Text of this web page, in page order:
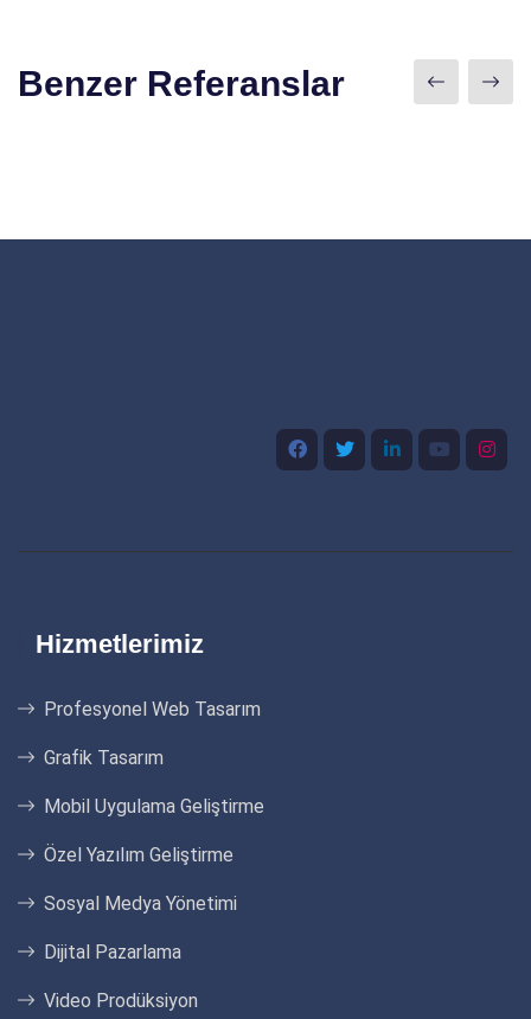
Benzer Referanslar
Hizmetlerimiz
Profesyonel Web Tasarım
Grafik Tasarım
Mobil Uygulama Geliştirme
Özel Yazılım Geliştirme
Sosyal Medya Yönetimi
Dijital Pazarlama
Video Prodüksiyon